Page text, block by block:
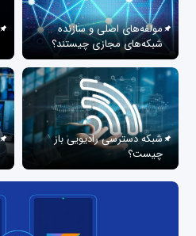
مولفه‌های اصلی و سازنده
شبکه‌های مجازی چیستند؟
شبکه دسترسی رادیویی باز
چیست؟